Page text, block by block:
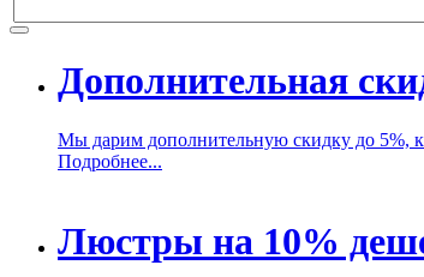
Дополнительная
Мы дарим дополнительную скидку до 5%,
Подробнее...
Люстры на 10%